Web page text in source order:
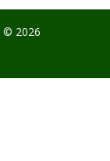
© 2026